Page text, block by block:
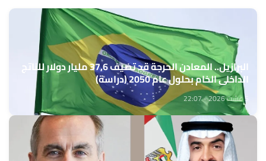
البرازيل.. المعادن الحرجة قد تضيف 37,6 مليار دولار للناتج
الداخلي الخام بحلول عام 2050 (دراسة)
5 غشت 2026 - 22:07